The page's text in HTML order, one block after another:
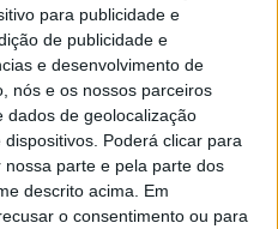
para publicidade e
de publicidade e
e desenvolvimento de
nós e os nossos parceiros
dados de geolocalização
Poderá clicar para
parte e pela parte dos
descrito acima. Em
o consentimento ou para
Branco, recebe esta
Pedro Lima – Kodu
Still on the Move”.